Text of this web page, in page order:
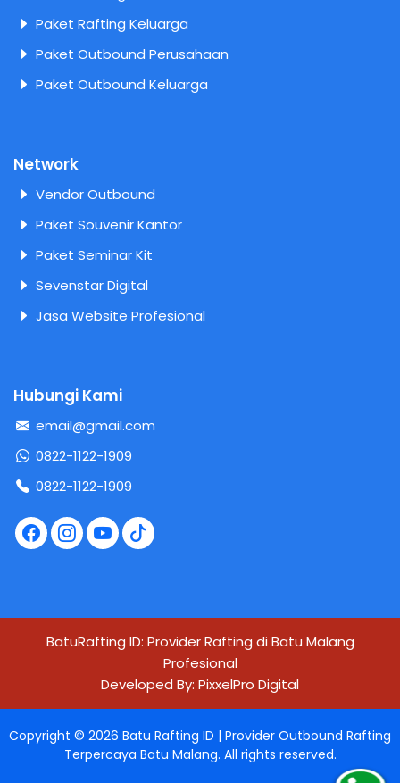
Paket Rafting Keluarga
Paket Outbound Perusahaan
Paket Outbound Keluarga
Network
Vendor Outbound
Paket Souvenir Kantor
Paket Seminar Kit
Sevenstar Digital
Jasa Website Profesional
Hubungi Kami
email@gmail.com
0822-1122-1909
0822-1122-1909
BatuRafting ID: Provider Rafting di Batu Malang
Profesional
Developed By: PixxelPro Digital
Copyright © 2026 Batu Rafting ID | Provider Outbound Rafting
Terpercaya Batu Malang. All rights reserved.